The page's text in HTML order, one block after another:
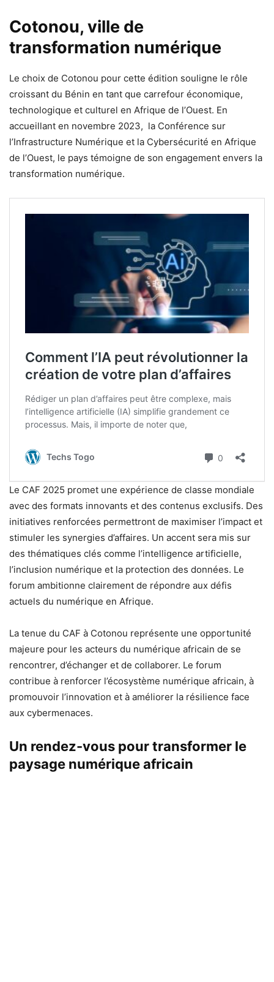
Cotonou, ville de
transformation numérique
Le choix de Cotonou pour cette édition souligne le rôle
croissant du Bénin en tant que carrefour économique,
technologique et culturel en Afrique de l’Ouest. En
accueillant en novembre 2023, la Conférence sur
l’Infrastructure Numérique et la Cybersécurité en Afrique
de l’Ouest, le pays témoigne de son engagement envers la
transformation numérique.
Le CAF 2025 promet une expérience de classe mondiale
avec des formats innovants et des contenus exclusifs. Des
initiatives renforcées permettront de maximiser l’impact et
stimuler les synergies d’affaires. Un accent sera mis sur
des thématiques clés comme l’intelligence artificielle,
l’inclusion numérique et la protection des données. Le
forum ambitionne clairement de répondre aux défis
actuels du numérique en Afrique.
La tenue du CAF à Cotonou représente une opportunité
majeure pour les acteurs du numérique africain de se
rencontrer, d’échanger et de collaborer. Le forum
contribue à renforcer l’écosystème numérique africain, à
promouvoir l’innovation et à améliorer la résilience face
aux cybermenaces.
Un rendez-vous pour transformer le
paysage numérique africain